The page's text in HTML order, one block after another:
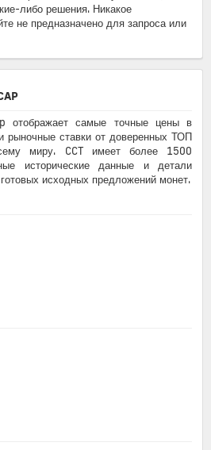
либо решения. Никакое
не предназначено для запроса или
отображает самые точные цены в
рыночные ставки от доверенных ТОП
миру. CCT имеет более 1500
исторические данные и детали
исходных предложений монет.